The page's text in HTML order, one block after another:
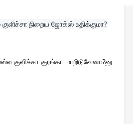
நிறைய ஜோக்ஸ் உதிக்குமா?
குளிச்சா குரங்கா மாறிடுவேனா?னு